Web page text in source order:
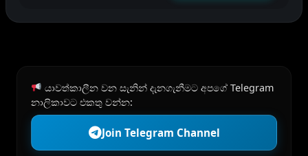
යාවත්කාලීන වන සැනින් දැනගැනීමට අපගේ Telegram
නාලිකාවට එකතු වන්න:
Join Telegram Channel